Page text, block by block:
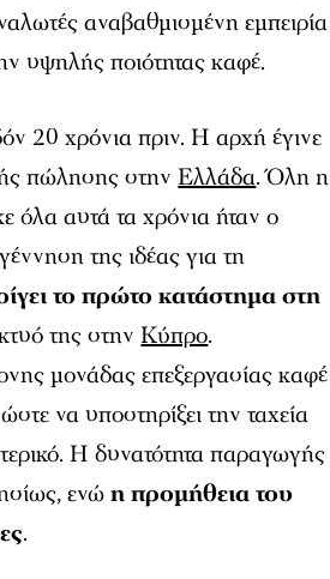
αναβαθμισμένη εμπειρία
υψηλής ποιότητας καφέ.
20 χρόνια πριν. Η αρχή έγινε
πώλησης στηνΕλλάδα. Όλη η
όλα αυτά τα χρόνια ήταν ο
της ιδέας για τη
το πρώτο κατάστημα στη
της στην Κύπρο.
µονάδας επεξεργασίας καφέ
να υποστηρίξει την ταχεία
Η δυνατότητα παραγωγής
ενώη προμήθεια του
.